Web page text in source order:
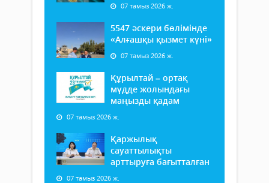
07 тамыз 2026 ж.
5547 әскери бөлімінде
«Алғашқы қызмет күні»
07 тамыз 2026 ж.
Құрылтай – ортақ
мүдде жолындағы
маңызды қадам
07 тамыз 2026 ж.
Қаржылық
сауаттылықты
арттыруға бағытталған
07 тамыз 2026 ж.